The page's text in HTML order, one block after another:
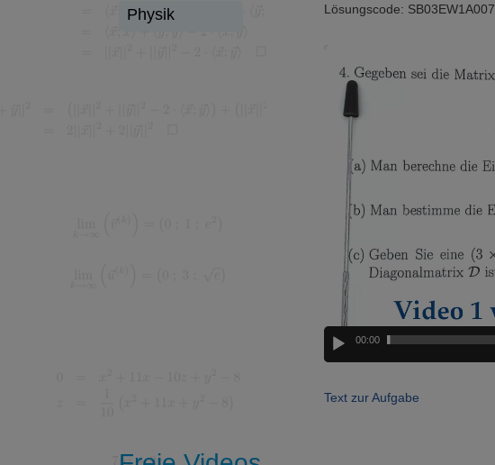
Physik
Lösungscode: SB03EW1A007
Player
00:00
Text zur Aufgabe